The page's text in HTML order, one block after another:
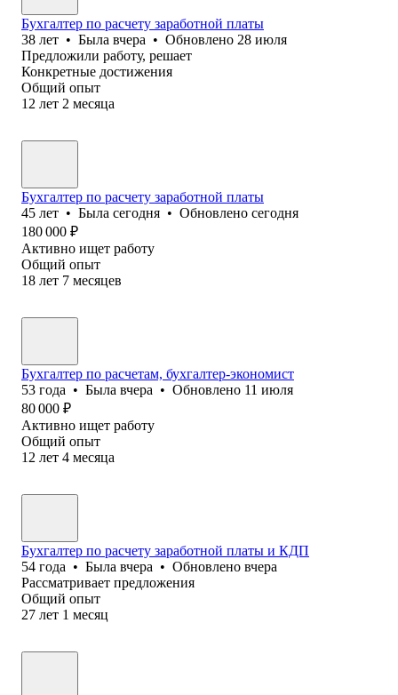
Бухгалтер по расчету заработной платы
38 лет • Была вчера • Обновлено 28 июля
Предложили работу, решает
Конкретные достижения
Общий опыт
12 лет 2 месяца
Бухгалтер по расчету заработной платы
45 лет • Была сегодня • Обновлено сегодня
180 000 ₽
Активно ищет работу
Общий опыт
18 лет 7 месяцев
Бухгалтер по расчетам, бухгалтер-экономист
53 года • Была вчера • Обновлено 11 июля
80 000 ₽
Активно ищет работу
Общий опыт
12 лет 4 месяца
Бухгалтер по расчету заработной платы и КДП
54 года • Была вчера • Обновлено вчера
Рассматривает предложения
Общий опыт
27 лет 1 месяц